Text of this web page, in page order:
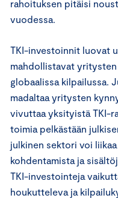
rahoituksen pitäisi
vuodessa.
TKI-investoinnit luovat
mahdollistavat
globaalissa kilpailussa.
madaltaa yritysten
vivuttaa yksityistä TKI-
toimia pelkästään
julkinen sektori voi
kohdentamista ja
TKI-investointeja
houkutteleva ja